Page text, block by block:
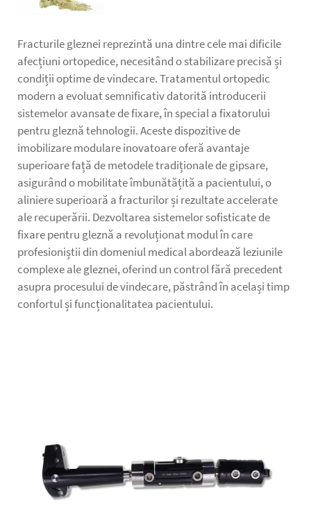
Fracturile gleznei reprezintă una dintre cele mai dificile
afecțiuni ortopedice, necesitând o stabilizare precisă și
condiții optime de vindecare. Tratamentul ortopedic
modern a evoluat semnificativ datorită introducerii
sistemelor avansate de fixare, în special afixatorului
pentru gleznătehnologii. Aceste dispozitive de
imobilizare modulare inovatoare oferă avantaje
superioare față de metodele tradiționale de gipsare,
asigurând o mobilitate îmbunătățită a pacientului, o
aliniere superioară a fracturilor și rezultate accelerate
ale recuperării. Dezvoltarea sistemelor sofisticate de
fixare pentru gleznă a revoluționat modul în care
profesioniștii din domeniul medical abordează leziunile
complexe ale gleznei, oferind un control fără precedent
asupra procesului de vindecare, păstrând în același timp
confortul și funcționalitatea pacientului.